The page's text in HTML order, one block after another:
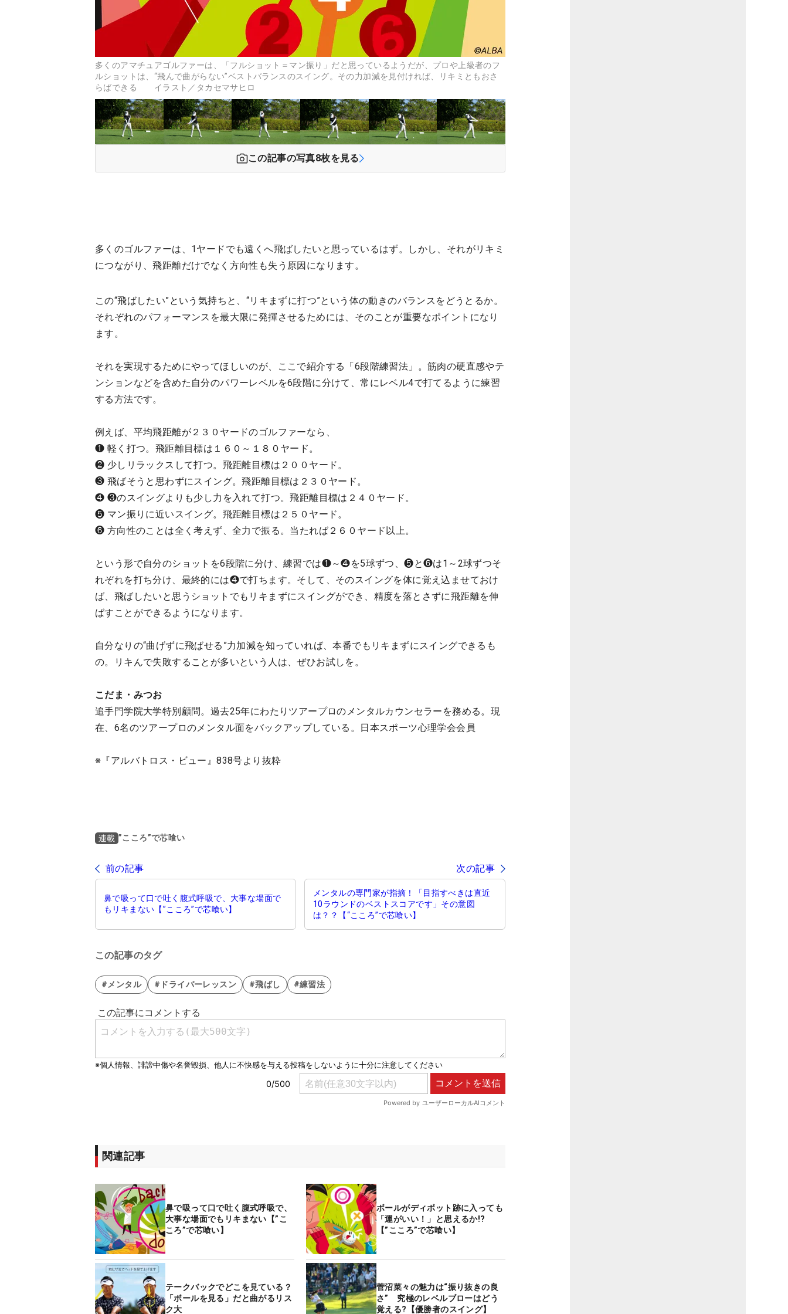
多くのアマチュアゴルファーは、「フルショット＝マン振り」だと思っているようだが、プロや上級者のフ
ルショットは、“飛んで曲がらない”ベストバランスのスイング。その力加減を見付ければ、リキミともおさ
らばできる イラスト／タカセマサヒロ
この記事の写真8枚を見る
多くのゴルファーは、1ヤードでも遠くへ飛ばしたいと思っているはず。しかし、それがリキミ
につながり、飛距離だけでなく方向性も失う原因になります。
この“飛ばしたい”という気持ちと、“リキまずに打つ”という体の動きのバランスをどうとるか。
それぞれのパフォーマンスを最大限に発揮させるためには、そのことが重要なポイントになり
ます。
それを実現するためにやってほしいのが、ここで紹介する「6段階練習法」。筋肉の硬直感やテ
ンションなどを含めた自分のパワーレベルを6段階に分けて、常にレベル4で打てるように練習
する方法です。
例えば、平均飛距離が２３０ヤードのゴルファーなら、
❶ 軽く打つ。飛距離目標は１６０～１８０ヤード。
❷ 少しリラックスして打つ。飛距離目標は２００ヤード。
❸ 飛ばそうと思わずにスイング。飛距離目標は２３０ヤード。
❹ ❸のスイングよりも少し力を入れて打つ。飛距離目標は２４０ヤード。
❺ マン振りに近いスイング。飛距離目標は２５０ヤード。
❻ 方向性のことは全く考えず、全力で振る。当たれば２６０ヤード以上。
という形で自分のショットを6段階に分け、練習では❶～❹を5球ずつ、❺と❻は1～2球ずつそ
れぞれを打ち分け、最終的には❹で打ちます。そして、そのスイングを体に覚え込ませておけ
ば、飛ばしたいと思うショットでもリキまずにスイングができ、精度を落とさずに飛距離を伸
ばすことができるようになります。
自分なりの“曲げずに飛ばせる”力加減を知っていれば、本番でもリキまずにスイングできるも
の。リキんで失敗することが多いという人は、ぜひお試しを。
こだま・みつお
追手門学院大学特別顧問。過去25年にわたりツアープロのメンタルカウンセラーを務める。現
在、6名のツアープロのメンタル面をバックアップしている。日本スポーツ心理学会会員
※『アルバトロス・ビュー』838号より抜粋
連載 ”こころ”で芯喰い
前の記事 次の記事
鼻で吸って口で吐く腹式呼吸で、大事な場面で
もリキまない【”こころ”で芯喰い】
メンタルの専門家が指摘！「目指すべきは直近
10ラウンドのベストスコアです」その意図
は？？【“こころ”で芯喰い】
この記事のタグ
#メンタル #ドライバーレッスン #飛ばし #練習法
関連記事
鼻で吸って口で吐く腹式呼吸で、
大事な場面でもリキまない【”こ
ころ”で芯喰い】
ボールがディボット跡に入っても
「運がいい！」と思えるか!?
【”こころ”で芯喰い】
テークバックでどこを見ている？
「ボールを見る」だと曲がるリス
ク大
菅沼菜々の魅力は“振り抜きの良
さ” 究極のレベルブローはどう
覚える?【優勝者のスイング】